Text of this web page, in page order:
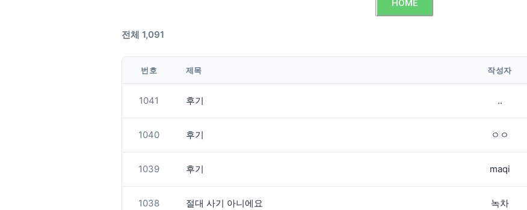
HOME
전체 1,091
번호 제목 작성자
1041 후기 ..
1040 후기 ㅇㅇ
1039 후기 maqi
1038 절대 사기 아니에요 녹차